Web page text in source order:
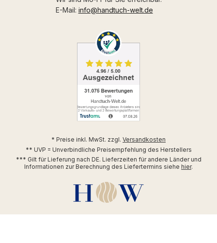
E-Mail: info@handtuch-welt.de
* Preise inkl. MwSt. zzgl. Versandkosten
** UVP = Unverbindliche Preisempfehlung des Herstellers
*** Gilt für Lieferung nach DE. Lieferzeiten für andere Länder und
Informationen zur Berechnung des Liefertermins siehe hier.